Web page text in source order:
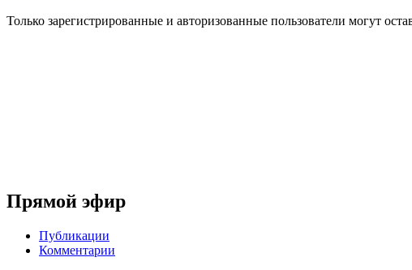
Только зарегистрированные и авторизованные пользователи могут
Прямой эфир
Публикации
Комментарии